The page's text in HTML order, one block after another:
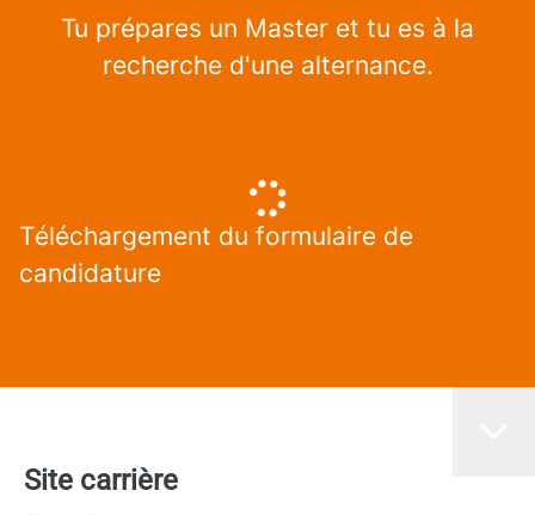
Tu prépares un Master et tu es à la
recherche d'une alternance.
Téléchargement du formulaire de
candidature
Site carrière